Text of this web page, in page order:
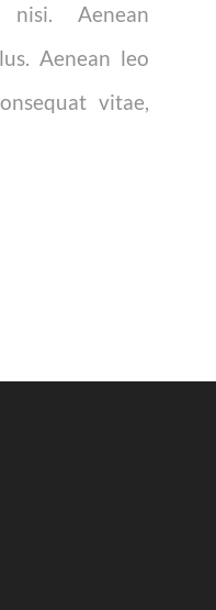
nisi. Aenean
Aenean leo
vitae,